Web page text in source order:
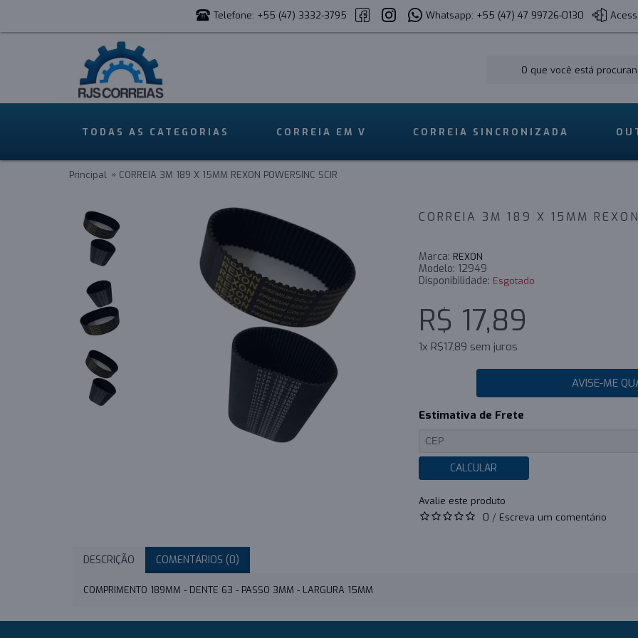
Telefone: +55 (47) 3332-3795 Whatsapp: +55 (47) 47 99726-0130
TODAS AS CATEGORIAS CORREIA EM V CORREIA SINCRONIZADA
Principal CORREIA 3M 189 X 15MM REXON POWERSINC SCIR
CORREIA 3M 189 X 15MM
Marca: REXON
Modelo: 12949
Disponibilidade: Esgotado
R$ 17,89
1x R$17,89 sem juros
AVISE-ME
Estimativa de Frete
CALCULAR
0 / Escreva um comentário
DESCRIÇÃO COMENTÁRIOS (0)
COMPRIMENTO 189MM - DENTE 63 - PASSO 3MM - LARGURA 15MM